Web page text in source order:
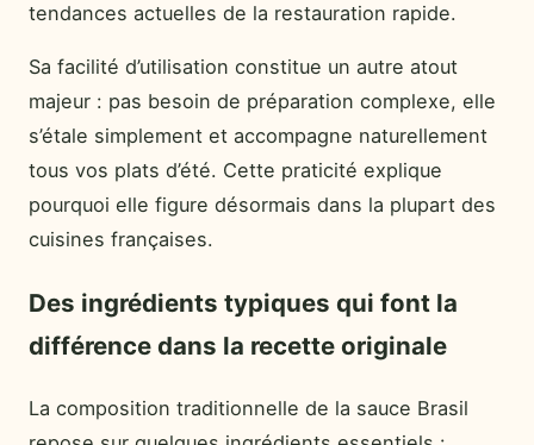
tendances actuelles de la restauration rapide.
Sa facilité d’utilisation constitue un autre atout
majeur : pas besoin de préparation complexe, elle
s’étale simplement et accompagne naturellement
tous vos plats d’été. Cette praticité explique
pourquoi elle figure désormais dans la plupart des
cuisines françaises.
Des ingrédients typiques qui font la
différence dans la recette originale
La composition traditionnelle de la sauce Brasil